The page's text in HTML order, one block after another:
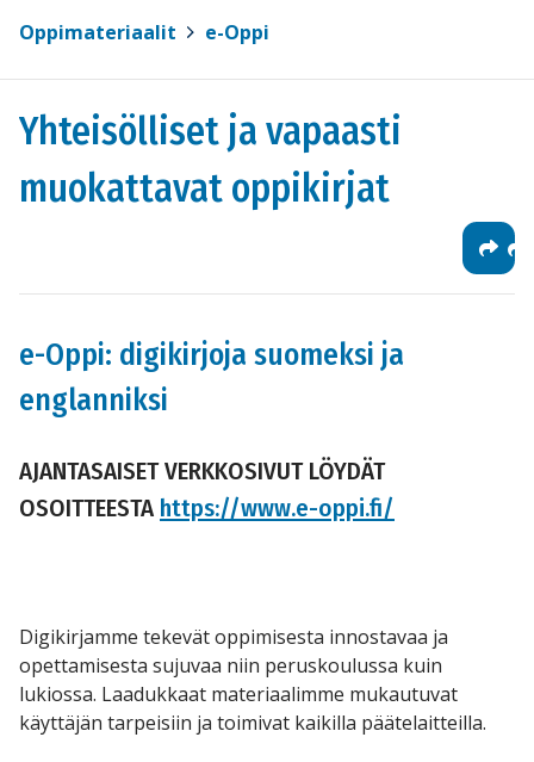
Oppimateriaalit e-Oppi
Yhteisölliset ja vapaasti
muokattavat oppikirjat
e-Oppi: digikirjoja suomeksi ja
englanniksi
AJANTASAISET VERKKOSIVUT LÖYDÄT
OSOITTEESTA https://www.e-oppi.fi/
Digikirjamme tekevät oppimisesta innostavaa ja
opettamisesta sujuvaa niin peruskoulussa kuin
lukiossa. Laadukkaat materiaalimme mukautuvat
käyttäjän tarpeisiin ja toimivat kaikilla päätelaitteilla.